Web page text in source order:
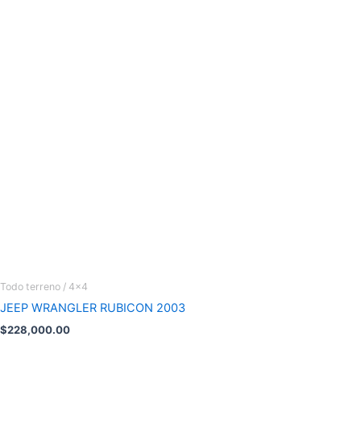
Todo terreno / 4x4
JEEP WRANGLER RUBICON 2003
$228,000.00